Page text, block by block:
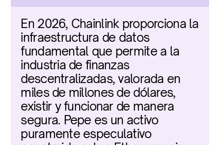
En 2026, Chainlink proporciona la
infraestructura de datos
fundamental que permite a la
industria de finanzas
descentralizadas, valorada en
miles de millones de dólares,
existir y funcionar de manera
segura. Pepe es un activo
puramente especulativo